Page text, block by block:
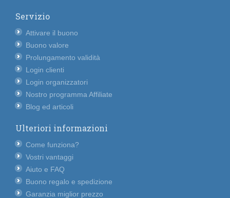
Servizio
Attivare il buono
Buono valore
Prolungamento validità
Login clienti
Login organizzatori
Nostro programma Affiliate
Blog ed articoli
Ulteriori informazioni
Come funziona?
Vostri vantaggi
Aiuto e FAQ
Buono regalo e spedizione
Garanzia miglior prezzo